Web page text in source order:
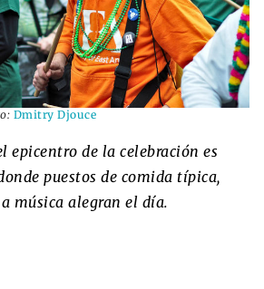
Dmitry Djouce
epicentro de la celebración es
puestos de comida típica,
música alegran el día.